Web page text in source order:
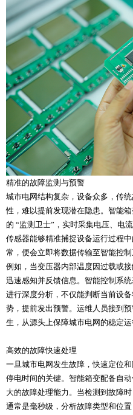
精准的故障监测与预警
城市电网结构复杂，设备众多，传
性，难以提前发现潜在隐患。智能
的 “监测卫士”，实时采集电压、电
传感器能够精准捕捉设备运行过程
常，便会立即将数据传输至智能控制
例如，当变压器内部温度因过载或
迅速感知并反馈信息。智能控制系
进行深度分析，不仅能判断当前设
势，提前发出预警。运维人员接到
生，从源头上保障城市电网的稳定运
高效的故障快速处理
一旦城市电网发生故障，快速定位
停电时间的关键。智能箱变配备自
大的故障处理能力。当检测到故障
通常是毫秒级，分析故障类型和位